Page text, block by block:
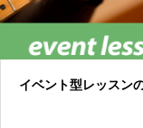
イベント型レッスン